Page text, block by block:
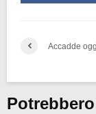
Accadde